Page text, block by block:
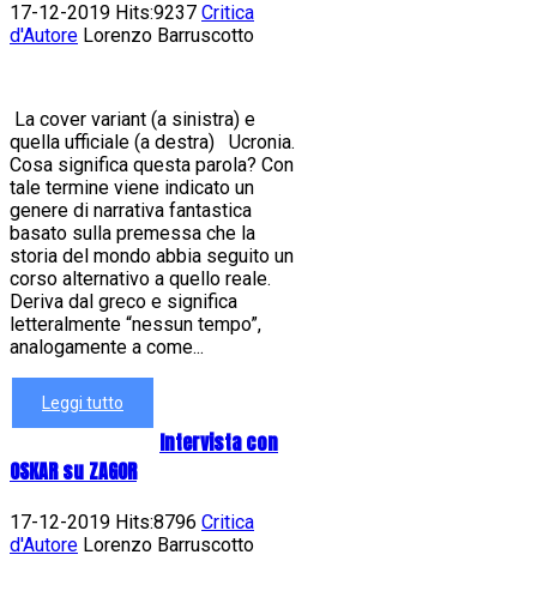
17-12-2019 Hits:9237 Critica
d'Autore Lorenzo Barruscotto
La cover variant (a sinistra) e
quella ufficiale (a destra) Ucronia.
Cosa significa questa parola? Con
tale termine viene indicato un
genere di narrativa fantastica
basato sulla premessa che la
storia del mondo abbia seguito un
corso alternativo a quello reale.
Deriva dal greco e significa
letteralmente “nessun tempo”,
analogamente a come...
Leggi tutto
Intervista con
OSKAR su ZAGOR
17-12-2019 Hits:8796 Critica
d'Autore Lorenzo Barruscotto